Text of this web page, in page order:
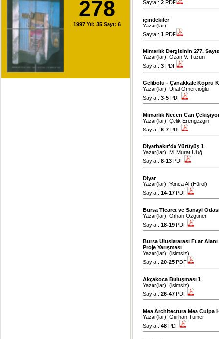
278
1997 Yıl: 35 Sayı: 6
Sayfa : 2 PDF
içindekiler
Yazar(lar):
Sayfa : 1 PDF
Mimarlık Dergisinin 277.
Yazar(lar): Ozan V. Tüzün
Sayfa : 3 PDF
Gelibolu - Çanakkale Köprü
Yazar(lar): Ünal Ömercioğlu
Sayfa : 3-5 PDF
Mimarlık Neden Can
Yazar(lar): Çelik Erengezgin
Sayfa : 6-7 PDF
Diyarbakır'da Yürüyüş 1
Yazar(lar): M. Murat Uluğ
Sayfa : 8-13 PDF
Diyar
Yazar(lar): Yonca Al (Hürol)
Sayfa : 14-17 PDF
Bursa Ticaret ve Sanayi
Yazar(lar): Orhan Özgüner
Sayfa : 18-19 PDF
Bursa Uluslararası Fuar
Proje Yarışması
Yazar(lar): (isimsiz)
Sayfa : 20-25 PDF
Akçakoca Buluşması 1
Yazar(lar): (isimsiz)
Sayfa : 26-47 PDF
Mea Architectura Mea Culpa
Yazar(lar): Gürhan Tümer
Sayfa : 48 PDF